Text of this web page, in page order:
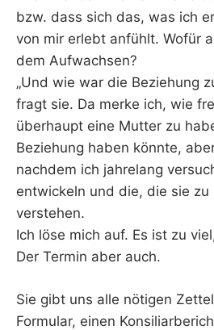
bzw. dass sich das, was ich
von mir erlebt anfühlt. Wofür
dem Aufwachsen?
„Und wie war die Beziehung
fragt sie. Da merke ich, wie
überhaupt eine Mutter zu
Beziehung haben könnte,
nachdem ich jahrelang
entwickeln und die, die sie zu
verstehen.
Ich löse mich auf. Es ist zu
Der Termin aber auch.
Sie gibt uns alle nötigen
Formular, einen